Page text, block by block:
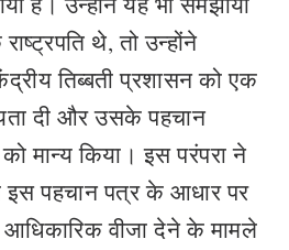
थे, तो उन्होंने
तिब्बती प्रशासन को एक
दी और उसके पहचान
मान्य किया। इस परंपरा ने
इस पहचान पत्र के आधार पर
आधिकारिक वीजा देने के मामले